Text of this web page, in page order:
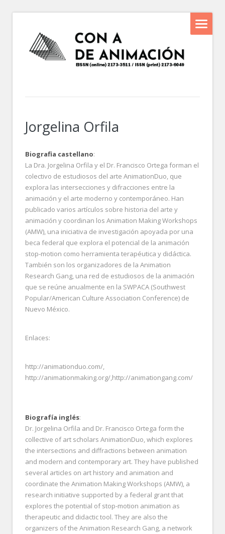
Jorgelina Orfila
Biografia castellano:
La Dra. Jorgelina Orfila y el Dr. Francisco Ortega forman el
colectivo de estudiosos del arte AnimationDuo, que
explora las intersecciones y difracciones entre la
animación y el arte moderno y contemporáneo. Han
publicado varios artículos sobre historia del arte y
animación y coordinan los Animation Making Workshops
(AMW), una iniciativa de investigación apoyada por una
beca federal que explora el potencial de la animación
stop-motion como herramienta terapéutica y didáctica.
También son los organizadores de la Animation
Research Gang, una red de estudiosos de la animación
que se reúne anualmente en la SWPACA (Southwest
Popular/American Culture Association Conference) de
Nuevo México.
Enlaces:
http://animationduo.com/,
http://animationmaking.org/,http://animationgang.com/
Biografía inglés:
Dr. Jorgelina Orfila and Dr. Francisco Ortega form the
collective of art scholars AnimationDuo, which explores
the intersections and diffractions between animation
and modern and contemporary art. They have published
several articles on art history and animation and
coordinate the Animation Making Workshops (AMW), a
research initiative supported by a federal grant that
explores the potential of stop-motion animation as
therapeutic and didactic tool. They are also the
organizers of the Animation Research Gang, a network